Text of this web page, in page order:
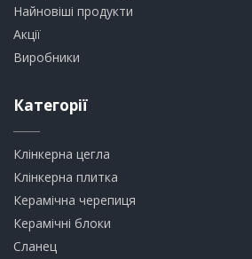
Найновіші продукти
Акції
Виробники
Категорії
Клінкерна цегла
​Клінкерна плитка
​Керамічна черепиця
​Керамічні блоки
​Сланец